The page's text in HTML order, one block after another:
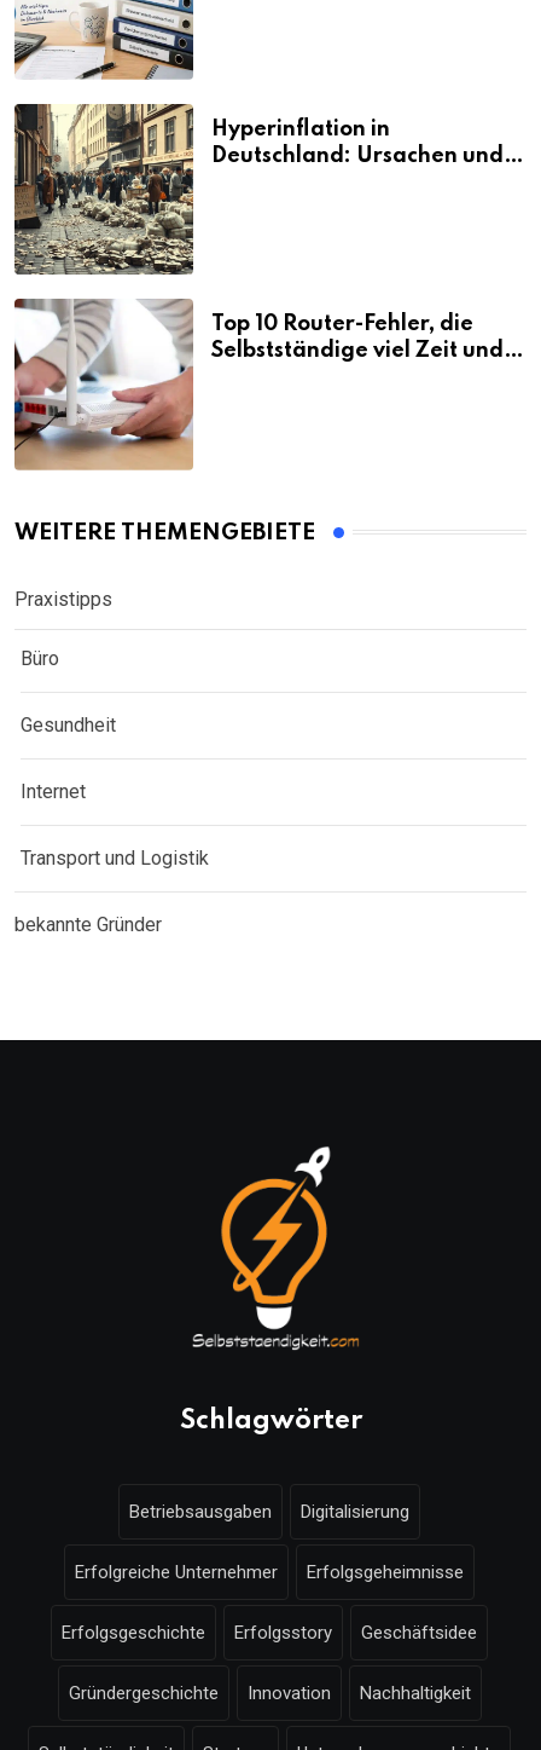
Hyperinflation in
Deutschland: Ursachen und
Top 10 Router-Fehler, die
Selbstständige viel Zeit und
WEITERE THEMENGEBIETE
Praxistipps
Büro
Gesundheit
Internet
Transport und Logistik
bekannte Gründer
Schlagwörter
Betriebsausgaben Digitalisierung
Erfolgreiche Unternehmer Erfolgsgeheimnisse
Erfolgsgeschichte Erfolgsstory Geschäftsidee
Gründergeschichte Innovation Nachhaltigkeit